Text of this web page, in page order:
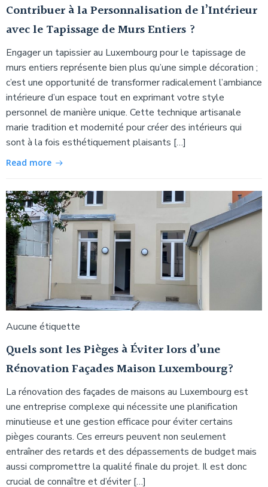
Contribuer à la Personnalisation de l’Intérieur
avec le Tapissage de Murs Entiers ?
Engager un tapissier au Luxembourg pour le tapissage de
murs entiers représente bien plus qu’une simple décoration ;
c’est une opportunité de transformer radicalement l’ambiance
intérieure d’un espace tout en exprimant votre style
personnel de manière unique. Cette technique artisanale
marie tradition et modernité pour créer des intérieurs qui
sont à la fois esthétiquement plaisants […]
Read more
Aucune étiquette
Quels sont les Pièges à Éviter lors d’une
Rénovation Façades Maison Luxembourg?
La rénovation des façades de maisons au Luxembourg est
une entreprise complexe qui nécessite une planification
minutieuse et une gestion efficace pour éviter certains
pièges courants. Ces erreurs peuvent non seulement
entraîner des retards et des dépassements de budget mais
aussi compromettre la qualité finale du projet. Il est donc
crucial de connaître et d’éviter […]